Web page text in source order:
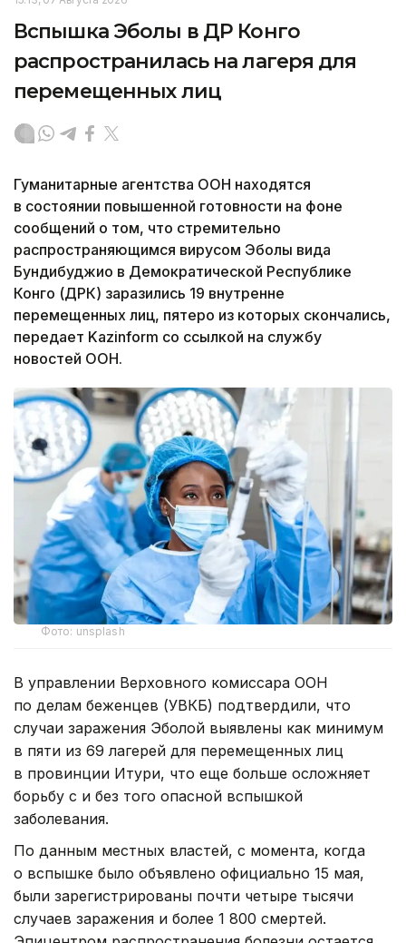
Вспышка Эболы в ДР Конго
распространилась на лагеря для
перемещенных лиц
Гуманитарные агентства ООН находятся
в состоянии повышенной готовности на фоне
сообщений о том, что стремительно
распространяющимся вирусом Эболы вида
Бундибуджио в Демократической Республике
Конго (ДРК) заразились 19 внутренне
перемещенных лиц, пятеро из которых скончались,
передает Kazinform со ссылкой на службу
новостей ООН.
Фото: unsplash
В управлении Верховного комиссара ООН
по делам беженцев (УВКБ) подтвердили, что
случаи заражения Эболой выявлены как минимум
в пяти из 69 лагерей для перемещенных лиц
в провинции Итури, что еще больше осложняет
борьбу с и без того опасной вспышкой
заболевания.
По данным местных властей, с момента, когда
о вспышке было объявлено официально 15 мая,
были зарегистрированы почти четыре тысячи
случаев заражения и более 1 800 смертей.